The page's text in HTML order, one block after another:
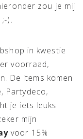
zou je mij
).
in kwestie
voorraad,
De items komen
Partydeco,
je iets leuks
mijn
voor 15%